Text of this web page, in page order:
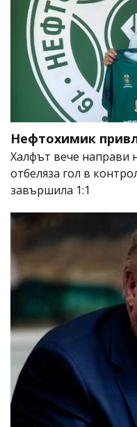
Нефтохимик
Халфът вече направи
отбеляза гол в
завършила 1:1